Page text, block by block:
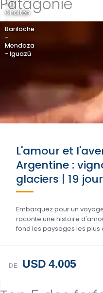
Patagonie
- El
Chaltén
-
Bariloche
-
Mendoza
- Iguazú
L'amour et
Argentine :
glaciers | 19
Embarquez pour un
raconte une histoire
fond les paysages les plus
DE USD 4.005